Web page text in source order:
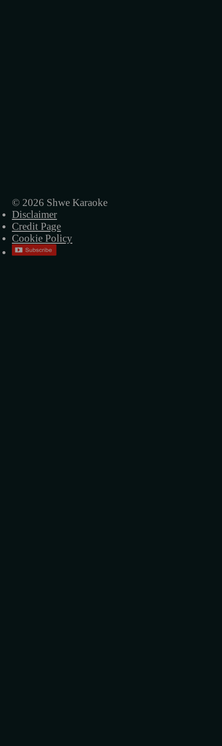
© 2026 Shwe Karaoke
Disclaimer
Credit Page
Cookie Policy